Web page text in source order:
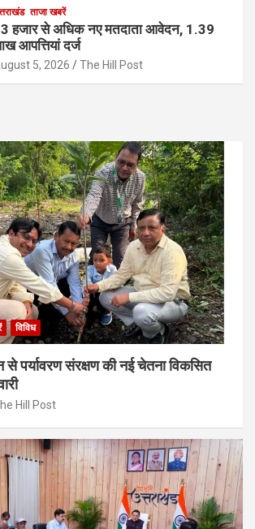
ताजा खबरें
हजार से अधिक नए मतदाता आवेदन, 1.39
आपत्तियां दर्ज
5, 2026 The Hill Post
विविध
से पर्यावरण संरक्षण की नई चेतना विकसित
Hill Post